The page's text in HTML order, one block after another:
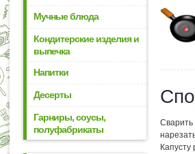
Мучные блюда
Кондитерские изделия и
выпечка
Напитки
Десерты
Гарниры, соусы,
полуфабрикаты
Сварить
Капусту